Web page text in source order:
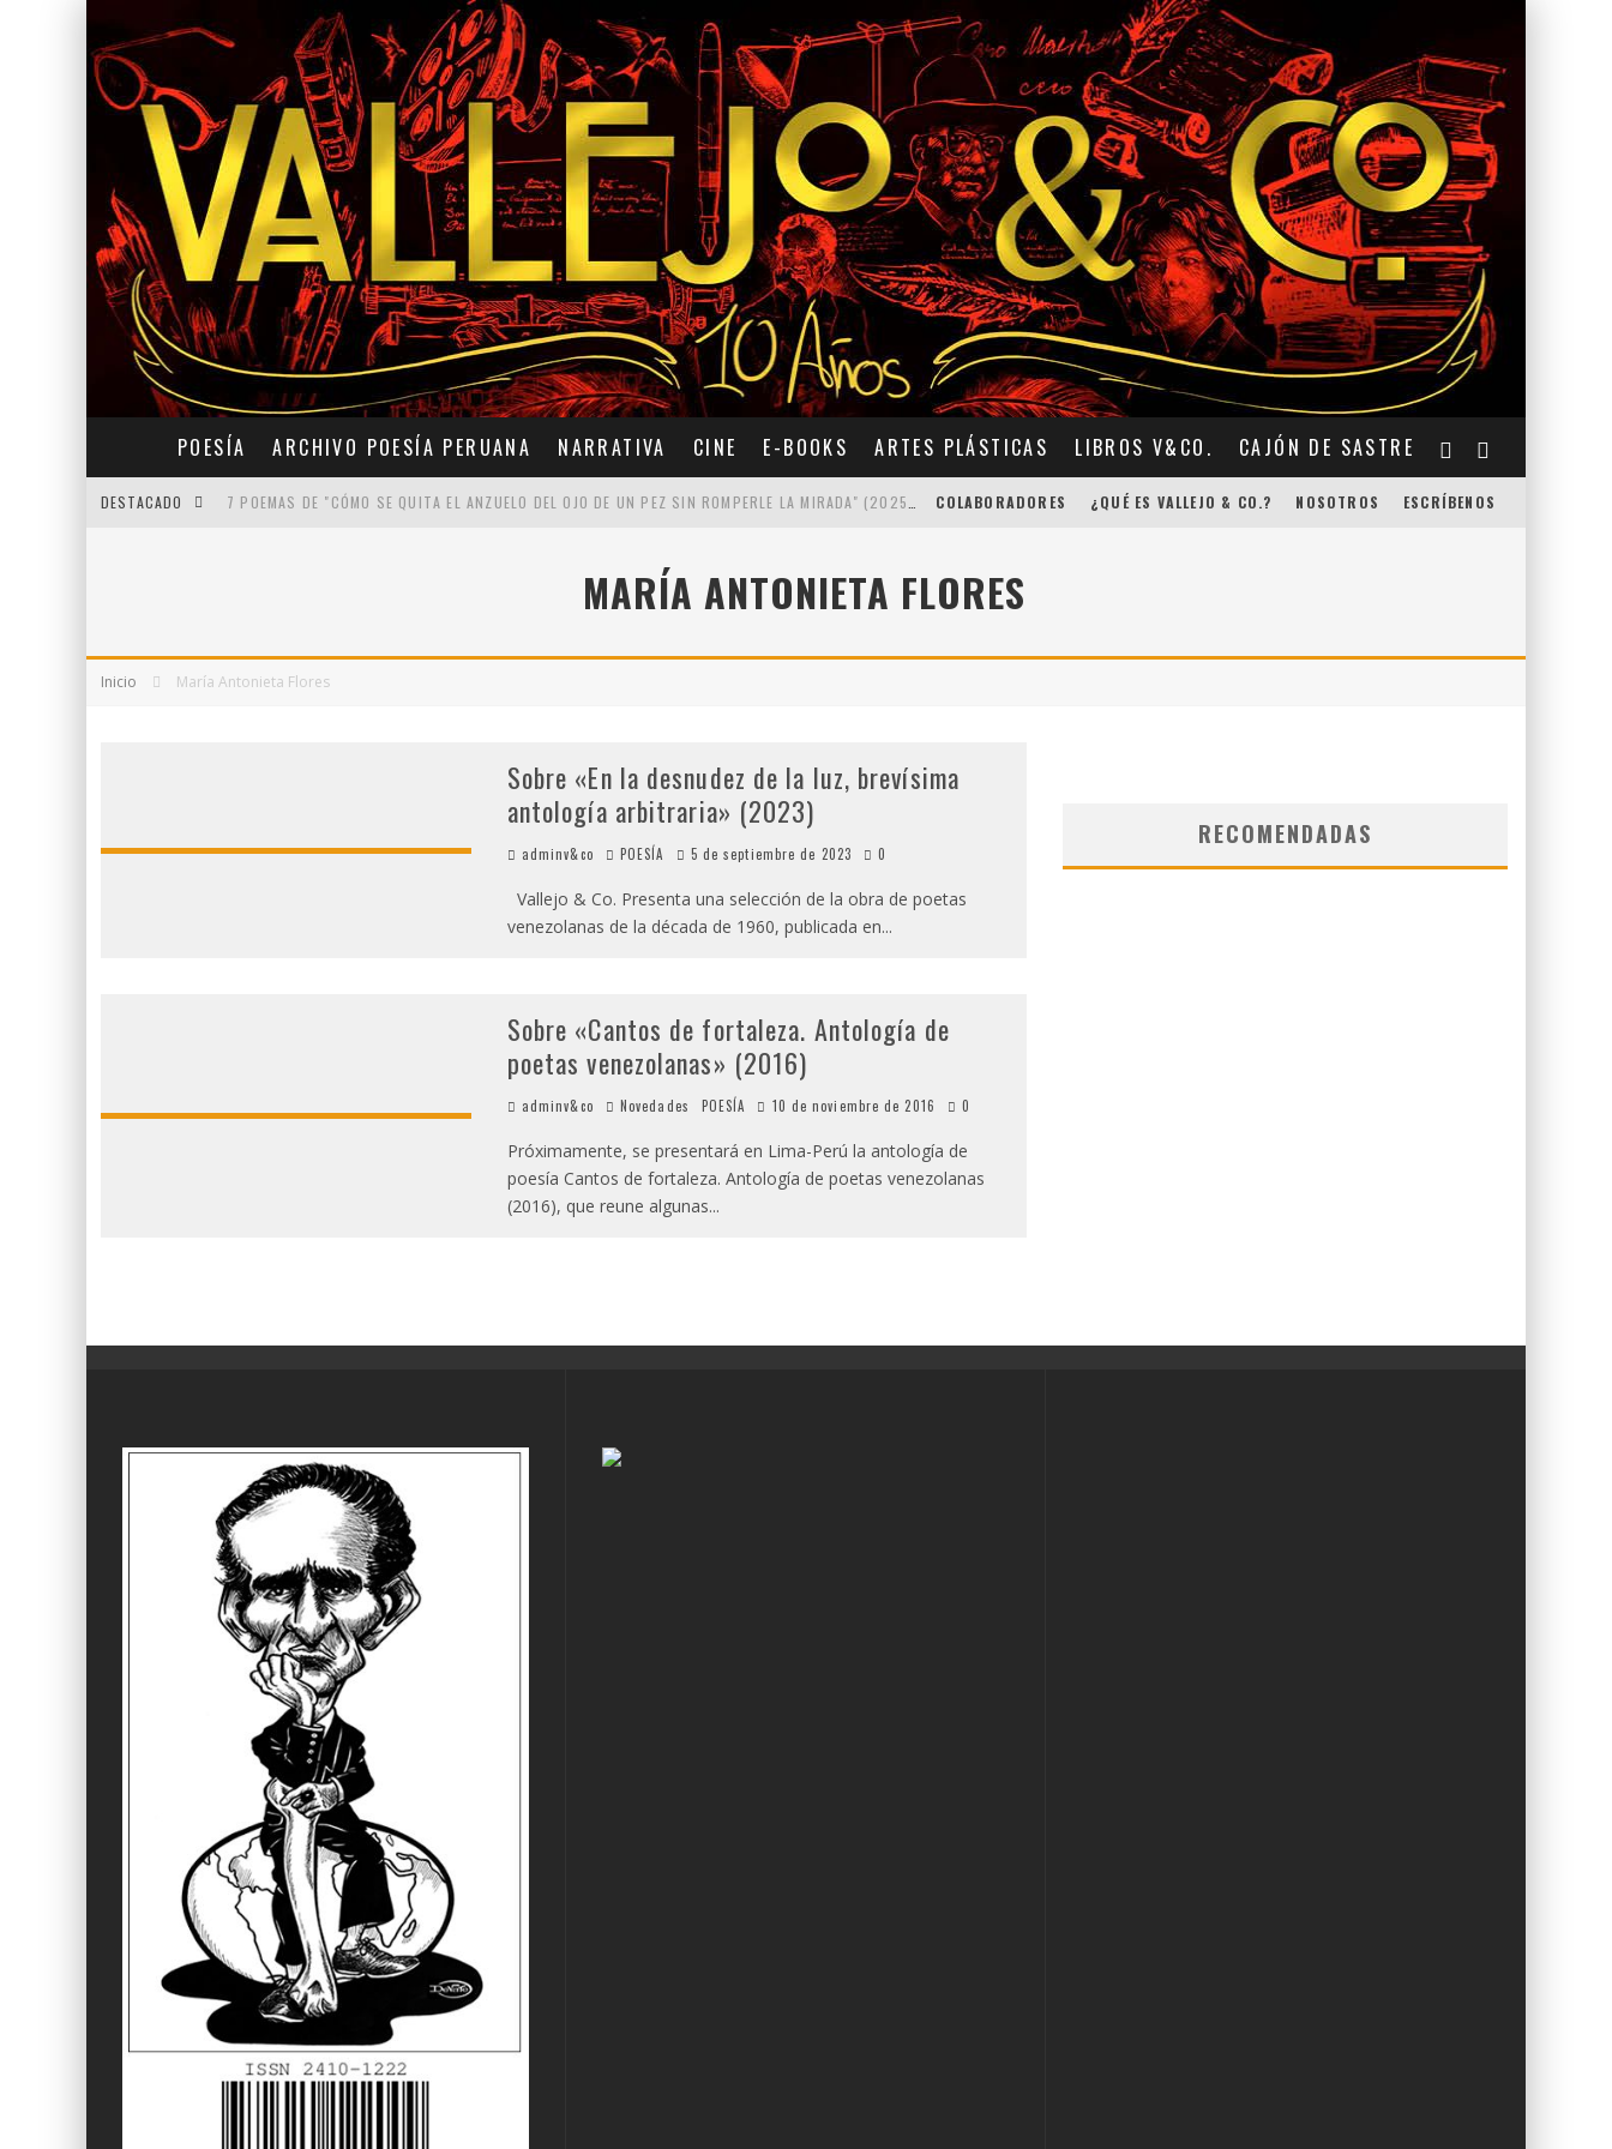
POESÍA ARCHIVO POESÍA PERUANA NARRATIVA CINE E-BOOKS ARTES PLÁSTICAS LIBROS V&CO. CAJÓN DE SASTRE
DESTACADO
SOBRE "PROSAS MINÚSCULAS" (2025), DE ALONSO RABÍ
COLABORADORES ¿QUÉ ES VALLEJO & CO.? NOSOTROS ESCRÍBENOS
MARÍA ANTONIETA FLORES
Inicio María Antonieta Flores
Sobre «En la desnudez de la luz, brevísima
antología arbitraria» (2023)
adminv&co POESÍA 5 de septiembre de 2023 0
Vallejo & Co. Presenta una selección de la obra de poetas
venezolanas de la década de 1960, publicada en...
Sobre «Cantos de fortaleza. Antología de
poetas venezolanas» (2016)
adminv&co Novedades POESÍA 10 de noviembre de 2016 0
Próximamente, se presentará en Lima-Perú la antología de
poesía Cantos de fortaleza. Antología de poetas venezolanas
(2016), que reune algunas...
RECOMENDADAS